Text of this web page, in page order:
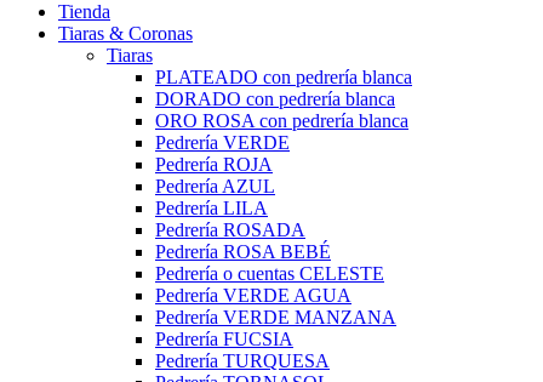
Tienda
Tiaras & Coronas
Tiaras
PLATEADO con pedrería blanca
DORADO con pedrería blanca
ORO ROSA con pedrería blanca
Pedrería VERDE
Pedrería ROJA
Pedrería AZUL
Pedrería LILA
Pedrería ROSADA
Pedrería ROSA BEBÉ
Pedrería o cuentas CELESTE
Pedrería VERDE AGUA
Pedrería VERDE MANZANA
Pedrería FUCSIA
Pedrería TURQUESA